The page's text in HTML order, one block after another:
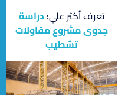
تعرف أكثر علي:دراسة
جدوى مشروع مقاولات
تشطيب